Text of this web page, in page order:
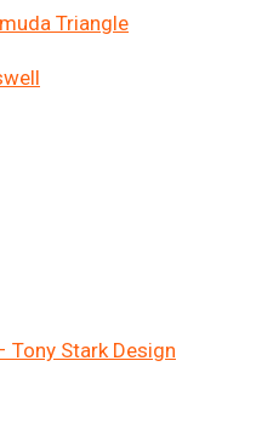
Triangle
Tony Stark Design